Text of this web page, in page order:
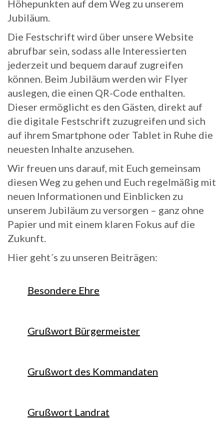
Höhepunkten auf dem Weg zu unserem
Jubiläum.
Die Festschrift wird über unsere Website
abrufbar sein, sodass alle Interessierten
jederzeit und bequem darauf zugreifen
können. Beim Jubiläum werden wir Flyer
auslegen, die einen QR-Code enthalten.
Dieser ermöglicht es den Gästen, direkt auf
die digitale Festschrift zuzugreifen und sich
auf ihrem Smartphone oder Tablet in Ruhe die
neuesten Inhalte anzusehen.
Wir freuen uns darauf, mit Euch gemeinsam
diesen Weg zu gehen und Euch regelmäßig mit
neuen Informationen und Einblicken zu
unserem Jubiläum zu versorgen – ganz ohne
Papier und mit einem klaren Fokus auf die
Zukunft.
Hier geht´s zu unseren Beiträgen:
Besondere Ehre
Grußwort Bürgermeister
Grußwort des Kommandaten
Grußwort Landrat